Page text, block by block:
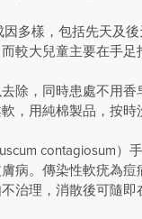
多樣，包括先天及
較大兒童主要在手
除，同時患處不用
，用純棉製品，按時
contagiosum
病。傳染性軟疣為
治理，消散後可隨即